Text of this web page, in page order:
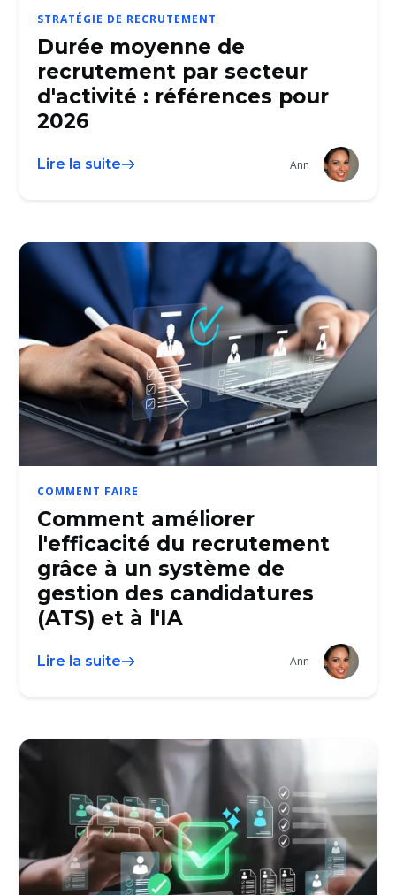
STRATÉGIE DE RECRUTEMENT
Durée moyenne de
recrutement par secteur
d'activité : références pour
2026
Lire la suite Ann
COMMENT FAIRE
Comment améliorer
l'efficacité du recrutement
grâce à un système de
gestion des candidatures
(ATS) et à l'IA
Lire la suite Ann